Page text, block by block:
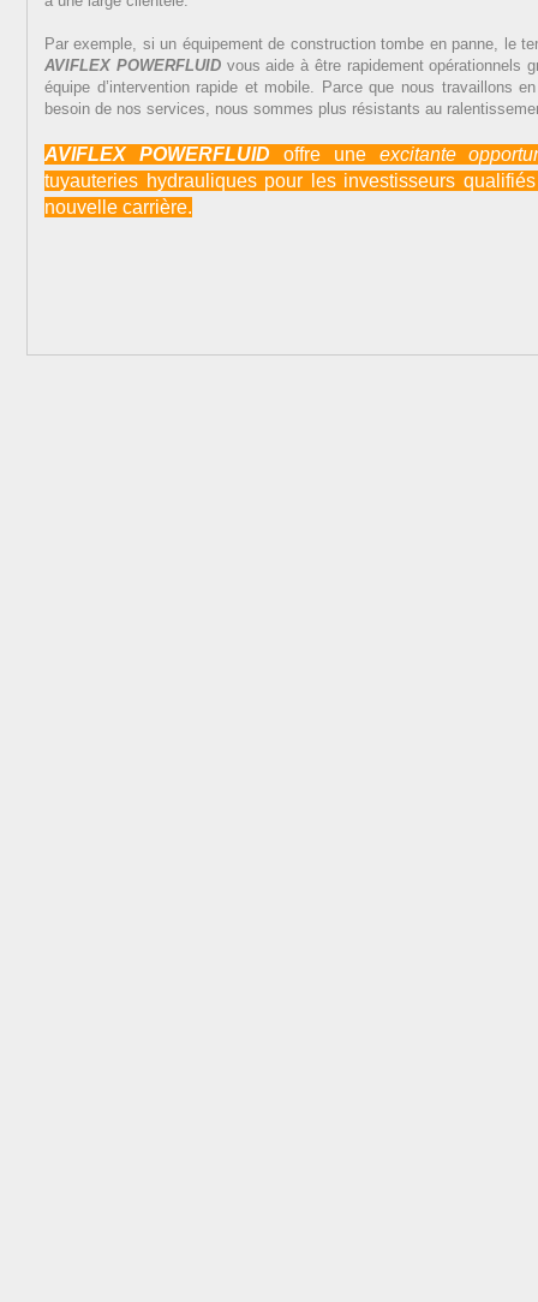
Par exemple, si un équipement de construction tombe en panne, le
AVIFLEX POWERFLUIDvous aide à être rapidement opérationnels
équipe d’intervention rapide et mobile. Parce que nous travaillons
besoin de nos services, nous sommes plus résistants au
AVIFLEX POWERFLUID offre uneexcitante
tuyauteries hydrauliques pour les investisseurs
nouvelle carrière.